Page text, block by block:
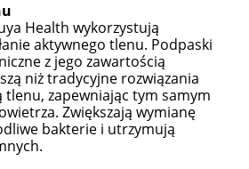
Health wykorzystują
aktywnego tlenu. Podpaski
z jego zawartością
niż tradycyjne rozwiązania
tlenu, zapewniając tym samym
Zwiększają wymianę
bakterie i utrzymują